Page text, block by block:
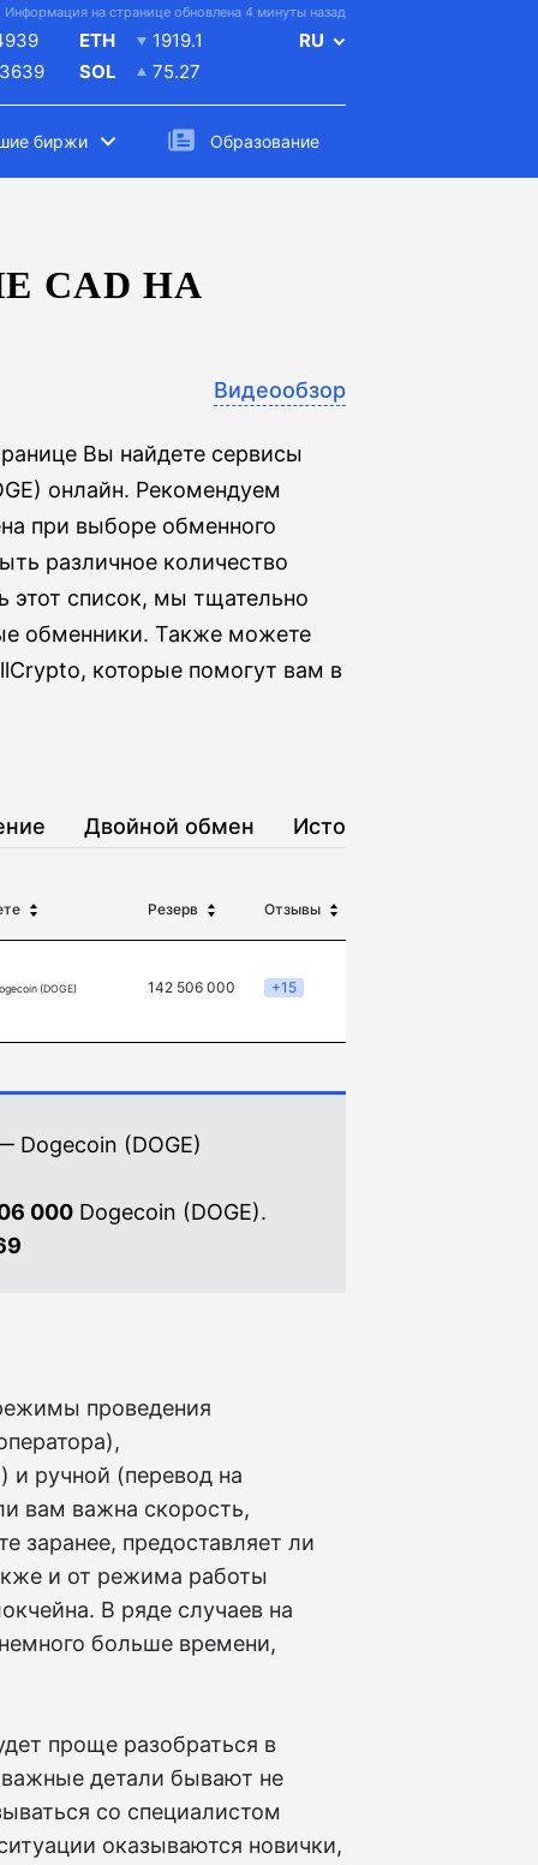
Информация на странице обновлена 4 минуты назад
ETH
1919.1
SOL
75.27
RU
биржи Образование
CAD НА
Видеообзор
Вы найдете сервисы
онлайн. Рекомендуем
при выборе обменного
различное количество
список, мы тщательно
обменники. Также можете
которые помогут вам в
Двойной обмен История
Резерв Отзывы
(DOGE) 142 506 000 +15
Dogecoin (DOGE)
000 Dogecoin (DOGE).
проведения
и ручной (перевод на
вам важна скорость,
заранее, предоставляет ли
и от режима работы
В ряде случаев на
больше времени,
проще разобраться в
детали бывают не
со специалистом
оказываются новички,